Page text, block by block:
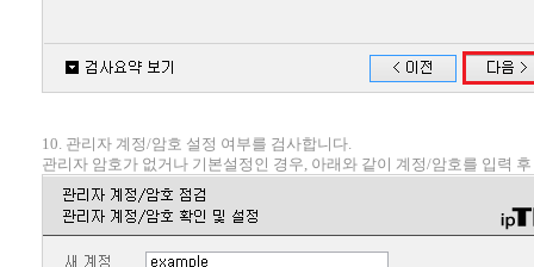
10. 관리자 계정/암호 설정 여부를 검사합니다.
관리자 암호가 없거나 기본설정인 경우, 아래와 같이 계정/암호를 입력